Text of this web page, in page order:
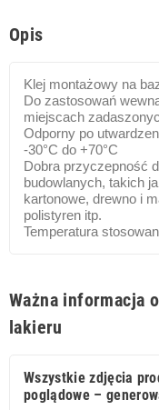
Opis
Klej montażowy na
Do zastosowań
miejscach
Odporny po
-30°C do +70°C
Dobra przyczepność
budowlanych, takich
kartonowe, drewno i
polistyren itp.
Temperatura
Ważna informacja
lakieru
Wszystkie zdjęcia
poglądowe –